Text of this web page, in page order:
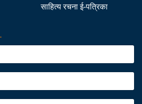
साहित्य रचना ई-पत्रिका